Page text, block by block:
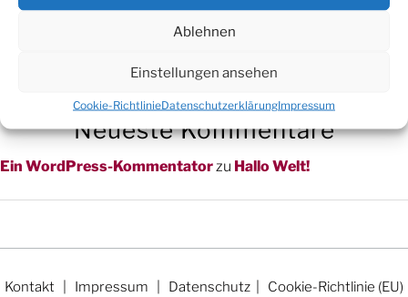
Ablehnen
Einstellungen ansehen
Cookie-RichtlinieDatenschutzerklärungImpressum
Suchen
Neueste Kommentare
Ein WordPress-Kommentatorzu Hallo Welt!
Kontakt Impressum Datenschutz Cookie-Richtlinie (EU)